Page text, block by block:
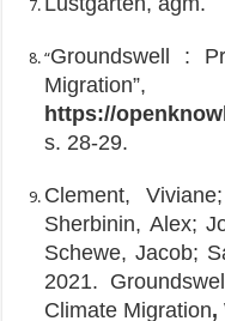
“Groundswell :
https://
s. 28-29.
Clement,
Sherbinin, Alex;
Schewe, Jacob;
2021.
Climate Migration,